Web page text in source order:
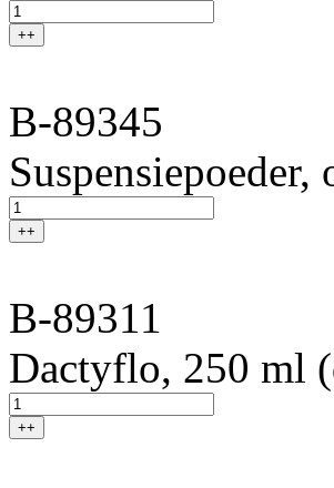
++
B-89345
++
B-89311
Dactyflo, 250 ml
++